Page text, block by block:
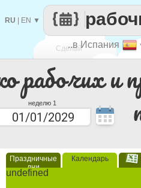
рабочих и
неделю 1
Праздничные
дни
Календарь
undefined
Сделай
..в Испания
RU EN ▼